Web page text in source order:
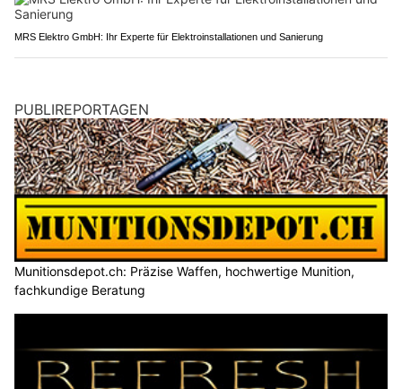
MRS Elektro GmbH: Ihr Experte für Elektroinstallationen und Sanierung
PUBLIREPORTAGEN
Munitionsdepot.ch: Präzise Waffen, hochwertige Munition,
fachkundige Beratung